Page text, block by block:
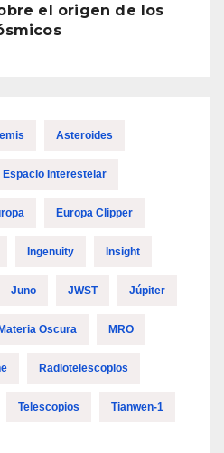
el origen de los
Asteroides
Espacio Interestelar
Europa Clipper
Ingenuity Insight
Juno JWST Júpiter
Oscura MRO
Radiotelescopios
Telescopios Tianwen-1